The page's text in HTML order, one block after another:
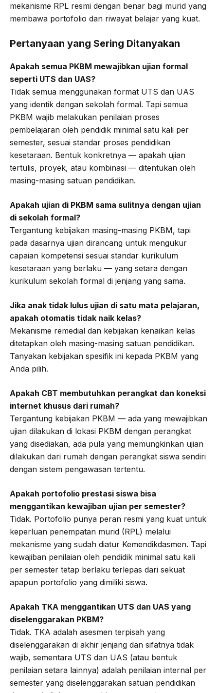
mekanisme RPL resmi dengan benar bagi murid yang
membawa portofolio dan riwayat belajar yang kuat.
Pertanyaan yang Sering Ditanyakan
Apakah semua PKBM mewajibkan ujian formal
seperti UTS dan UAS?
Tidak semua menggunakan format UTS dan UAS
yang identik dengan sekolah formal. Tapi semua
PKBM wajib melakukan penilaian proses
pembelajaran oleh pendidik minimal satu kali per
semester, sesuai standar proses pendidikan
kesetaraan. Bentuk konkretnya — apakah ujian
tertulis, proyek, atau kombinasi — ditentukan oleh
masing-masing satuan pendidikan.
Apakah ujian di PKBM sama sulitnya dengan ujian
di sekolah formal?
Tergantung kebijakan masing-masing PKBM, tapi
pada dasarnya ujian dirancang untuk mengukur
capaian kompetensi sesuai standar kurikulum
kesetaraan yang berlaku — yang setara dengan
kurikulum sekolah formal di jenjang yang sama.
Jika anak tidak lulus ujian di satu mata pelajaran,
apakah otomatis tidak naik kelas?
Mekanisme remedial dan kebijakan kenaikan kelas
ditetapkan oleh masing-masing satuan pendidikan.
Tanyakan kebijakan spesifik ini kepada PKBM yang
Anda pilih.
Apakah CBT membutuhkan perangkat dan koneksi
internet khusus dari rumah?
Tergantung kebijakan PKBM — ada yang mewajibkan
ujian dilakukan di lokasi PKBM dengan perangkat
yang disediakan, ada pula yang memungkinkan ujian
dilakukan dari rumah dengan perangkat siswa sendiri
dengan sistem pengawasan tertentu.
Apakah portofolio prestasi siswa bisa
menggantikan kewajiban ujian per semester?
Tidak. Portofolio punya peran resmi yang kuat untuk
keperluan penempatan murid (RPL) melalui
mekanisme yang sudah diatur Kemendikdasmen. Tapi
kewajiban penilaian oleh pendidik minimal satu kali
per semester tetap berlaku terlepas dari sekuat
apapun portofolio yang dimiliki siswa.
Apakah TKA menggantikan UTS dan UAS yang
diselenggarakan PKBM?
Tidak. TKA adalah asesmen terpisah yang
diselenggarakan di akhir jenjang dan sifatnya tidak
wajib, sementara UTS dan UAS (atau bentuk
penilaian setara lainnya) adalah penilaian internal per
semester yang diselenggarakan satuan pendidikan